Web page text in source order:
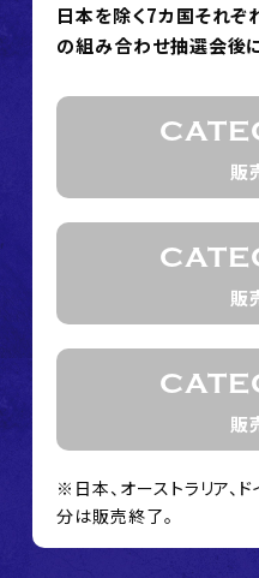
日本を除く7カ国それ
の組み合わせ抽選会後
販
販
販
※日本、オーストラリア、ド
分は販売終了。